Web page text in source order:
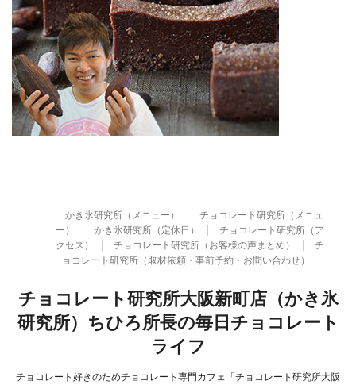
かき氷研究所（メニュー）
チョコレート研究所（メニュ
ー）
かき氷研究所（定休日）
チョコレート研究所（ア
クセス）
チョコレート研究所（お客様の声まとめ）
チ
ョコレート研究所（取材依頼・事前予約・お問い合わせ）
チョコレート研究所大阪新町店（かき氷
研究所）ちひろ所長の毎日チョコレート
ライフ
チョコレート好きのためチョコレート専門カフェ「チョコレート研究所大阪